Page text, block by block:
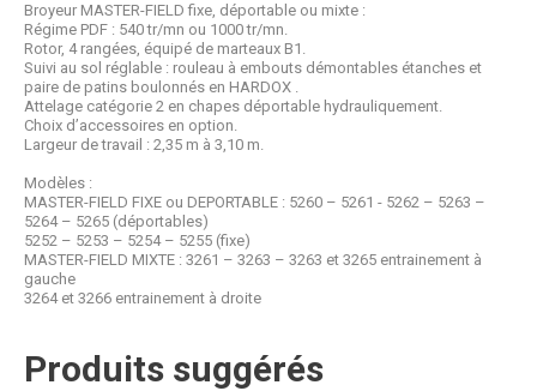
Broyeur MASTER-FIELD fixe, déportable ou mixte :
Régime PDF : 540 tr/mn ou 1000 tr/mn.
Rotor, 4 rangées, équipé de marteaux B1.
Suivi au sol réglable : rouleau à embouts démontables étanches et
paire de patins boulonnés en HARDOX .
Attelage catégorie 2 en chapes déportable hydrauliquement.
Choix d’accessoires en option.
Largeur de travail : 2,35 m à 3,10 m.
Modèles :
MASTER-FIELD FIXE ou DEPORTABLE : 5260 – 5261 - 5262 – 5263 –
5264 – 5265 (déportables)
5252 – 5253 – 5254 – 5255 (fixe)
MASTER-FIELD MIXTE : 3261 – 3263 – 3263 et 3265 entrainement à
gauche
3264 et 3266 entrainement à droite
Produits suggérés